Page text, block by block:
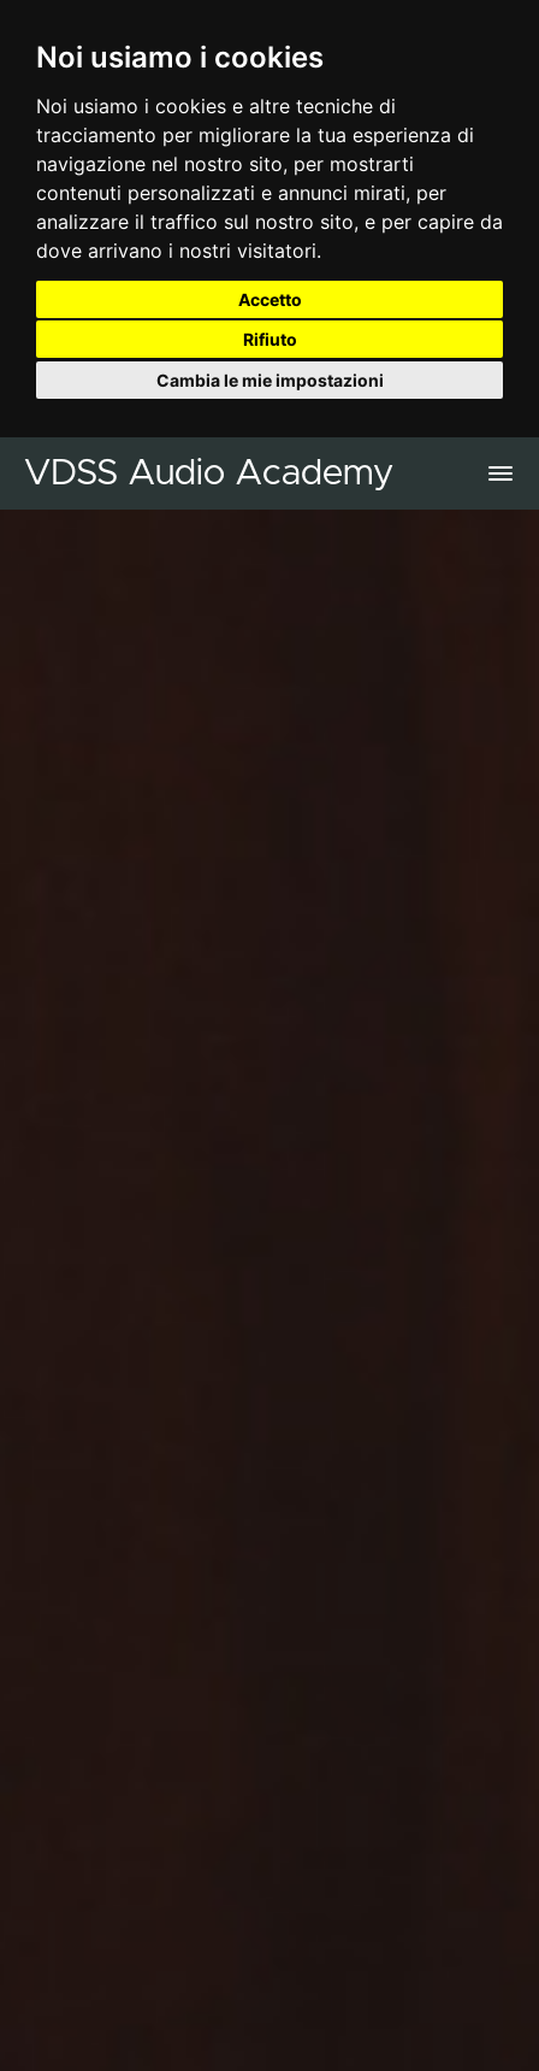
Noi usiamo i cookies
Noi usiamo i cookies e altre tecniche di
tracciamento per migliorare la tua esperienza di
navigazione nel nostro sito, per mostrarti
contenuti personalizzati e annunci mirati, per
analizzare il traffico sul nostro sito, e per capire da
dove arrivano i nostri visitatori.
Accetto
Rifiuto
Cambia le mie impostazioni
VDSS Audio Academy